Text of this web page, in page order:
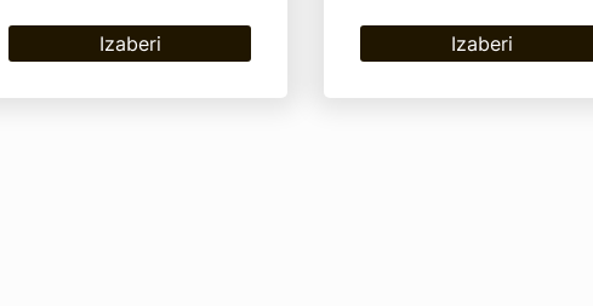
Izaberi Izaberi